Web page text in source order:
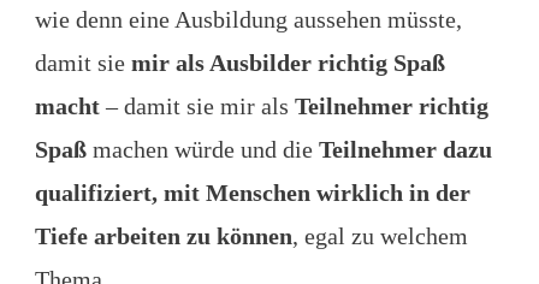
wie denn eine Ausbildung aussehen müsste,
damit sie mir als Ausbilder richtig Spaß
macht– damit sie mir als Teilnehmer richtig
Spaß machen würde und die Teilnehmer dazu
qualifiziert, mit Menschen wirklich in der
Tiefe arbeiten zu können, egal zu welchem